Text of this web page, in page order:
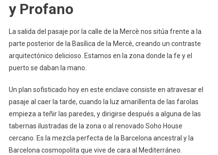
y Profano
La salida del pasaje por la calle de la Mercè nos sitúa frente a la
parte posterior de la Basílica de la Mercè, creando un contraste
arquitectónico delicioso. Estamos en la zona donde la fe y el
puerto se daban la mano.
Un plan sofisticado hoy en este enclave consiste en atravesar el
pasaje al caer la tarde, cuando la luz amarillenta de las farolas
empieza a teñir las paredes, y dirigirse después a alguna de las
tabernas ilustradas de la zona o al renovado Soho House
cercano. Es la mezcla perfecta de la Barcelona ancestral y la
Barcelona cosmopolita que vive de cara al Mediterráneo.